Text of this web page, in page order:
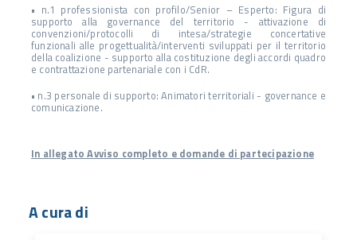
• n.1 professionista con profilo/Senior – Esperto: Figura di
supporto alla governance del territorio - attivazione di
convenzioni/protocolli di intesa/strategie concertative
funzionali alle progettualità/interventi sviluppati per il territorio
della coalizione - supporto alla costituzione degli accordi quadro
e contrattazione partenariale con i CdR.
• n.3 personale di supporto: Animatori territoriali - governance e
comunicazione.
In allegato Avviso completo e domande di partecipazione
A cura di